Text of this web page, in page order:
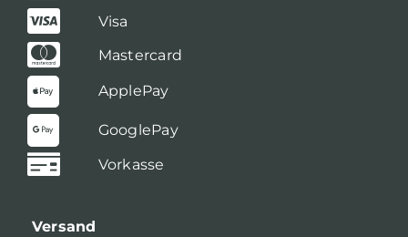
Visa
Mastercard
ApplePay
GooglePay
Vorkasse
Versand